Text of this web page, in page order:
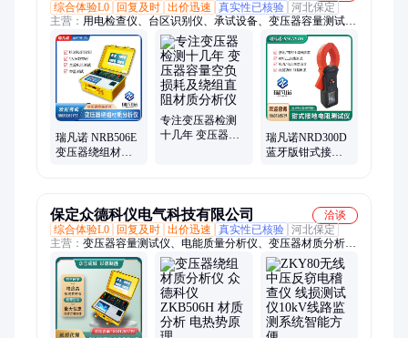
综合体验L0
回复及时 出价迅速 真实性已核验 河北保定
主营： 用电检查仪、台区识别仪、承试设备、变压器容量测试
仪、变压器材质分析仪、电能质量
瑞凡诺 NRB506E
变压器绕组材质
专注变压器检测
十几年 变压器容
瑞凡诺NRD300D
蓝牙版钳式接地
保定众德科仪电气科技有限公司
洽谈
综合体验L0
回复及时 出价迅速 真实性已核验 河北保定
主营： 变压器容量测试仪、电能质量分析仪、变压器材质分析
仪、用电检查仪、电能表校验仪、CT变比测试仪